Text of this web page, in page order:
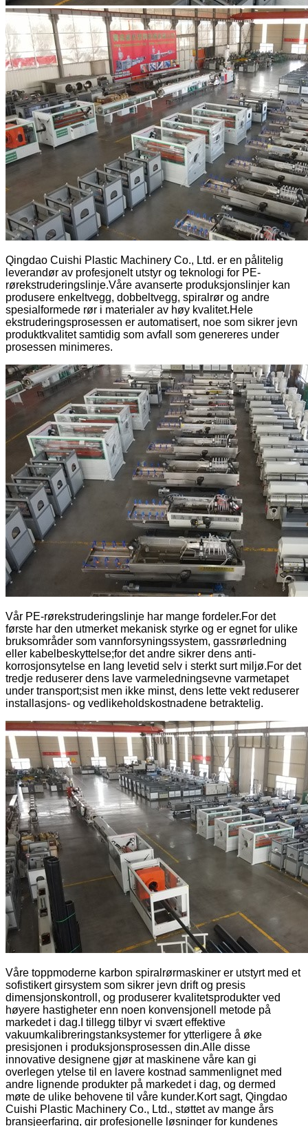
Qingdao Cuishi Plastic Machinery Co., Ltd. er en pålitelig
leverandør av profesjonelt utstyr og teknologi for PE-
rørekstruderingslinje.Våre avanserte produksjonslinjer kan
produsere enkeltvegg, dobbeltvegg, spiralrør og andre
spesialformede rør i materialer av høy kvalitet.Hele
ekstruderingsprosessen er automatisert, noe som sikrer jevn
produktkvalitet samtidig som avfall som genereres under
prosessen minimeres.
Vår PE-rørekstruderingslinje har mange fordeler.For det
første har den utmerket mekanisk styrke og er egnet for ulike
bruksområder som vannforsyningssystem, gassrørledning
eller kabelbeskyttelse;for det andre sikrer dens anti-
korrosjonsytelse en lang levetid selv i sterkt surt miljø.For det
tredje reduserer dens lave varmeledningsevne varmetapet
under transport;sist men ikke minst, dens lette vekt reduserer
installasjons- og vedlikeholdskostnadene betraktelig.
Våre toppmoderne karbon spiralrørmaskiner er utstyrt med et
sofistikert girsystem som sikrer jevn drift og presis
dimensjonskontroll, og produserer kvalitetsprodukter ved
høyere hastigheter enn noen konvensjonell metode på
markedet i dag.I tillegg tilbyr vi svært effektive
vakuumkalibreringstanksystemer for ytterligere å øke
presisjonen i produksjonsprosessen din.Alle disse
innovative designene gjør at maskinene våre kan gi
overlegen ytelse til en lavere kostnad sammenlignet med
andre lignende produkter på markedet i dag, og dermed
møte de ulike behovene til våre kunder.Kort sagt, Qingdao
Cuishi Plastic Machinery Co., Ltd., støttet av mange års
bransjeerfaring, gir profesjonelle løsninger for kundenes